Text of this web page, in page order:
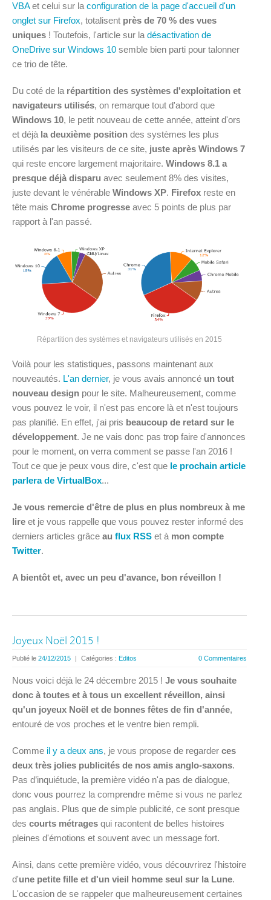
VBAet celui sur la configuration de la page d'accueil d'un
onglet sur Firefox, totalisent près de 70 % des vues
uniques ! Toutefois, l'article sur la désactivation de
OneDrive sur Windows 10 semble bien parti pour talonner
ce trio de tête.
Du coté de la répartition des systèmes d'exploitation et
navigateurs utilisés, on remarque tout d'abord que
Windows 10, le petit nouveau de cette année, atteint d'ors
et déjà la deuxième position des systèmes les plus
utilisés par les visiteurs de ce site, juste après Windows 7
qui reste encore largement majoritaire. Windows 8.1 a
presque déjà disparu avec seulement 8% des visites,
juste devant le vénérable Windows XP. Firefox reste en
tête mais Chrome progresse avec 5 points de plus par
rapport à l'an passé.
Répartition des systèmes et navigateurs utilisés en 2015
Voilà pour les statistiques, passons maintenant aux
nouveautés. L'an dernier, je vous avais annoncé un tout
nouveau design pour le site. Malheureusement, comme
vous pouvez le voir, il n'est pas encore là et n'est toujours
pas planifié. En effet, j'ai pris beaucoup de retard sur le
développement. Je ne vais donc pas trop faire d'annonces
pour le moment, on verra comment se passe l'an 2016 !
Tout ce que je peux vous dire, c'est que le prochain article
parlera de VirtualBox...
Je vous remercie d'être de plus en plus nombreux à me
lire et je vous rappelle que vous pouvez rester informé des
derniers articles grâce au flux RSS et à mon compte
Twitter.
A bientôt et, avec un peu d'avance, bon réveillon !
Joyeux Noël 2015 !
0 Commentaires
Publié le 24/12/2015 | Catégories : Editos
Nous voici déjà le 24 décembre 2015 ! Je vous souhaite
donc à toutes et à tous un excellent réveillon, ainsi
qu'un joyeux Noël et de bonnes fêtes de fin d'année,
entouré de vos proches et le ventre bien rempli.
Comme il y a deux ans, je vous propose de regarder ces
deux très jolies publicités de nos amis anglo-saxons.
Pas d’inquiétude, la première vidéo n'a pas de dialogue,
donc vous pourrez la comprendre même si vous ne parlez
pas anglais. Plus que de simple publicité, ce sont presque
des courts métrages qui racontent de belles histoires
pleines d'émotions et souvent avec un message fort.
Ainsi, dans cette première vidéo, vous découvrirez l'histoire
d'une petite fille et d'un vieil homme seul sur la Lune.
L'occasion de se rappeler que malheureusement certaines